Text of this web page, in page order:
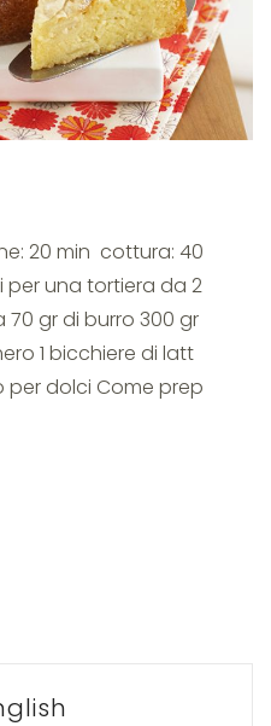
20 min cottura: 40
per una tortiera da 2
70 gr di burro 300 gr
1 bicchiere di latt
per dolci Come prep